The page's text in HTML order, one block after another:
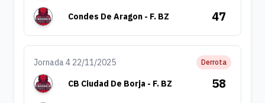
Condes De Aragon - F. BZ 47
Jornada 4 22/11/2025 Derrota
CB Ciudad De Borja - F. BZ 58